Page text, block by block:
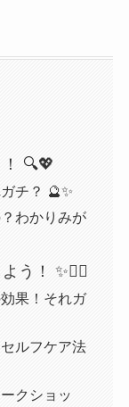
🔍💖
チ？ 🔮✨
わかりみが
う！ ✨🧘‍♀️
果！それガ
ルフケア法
クショッ